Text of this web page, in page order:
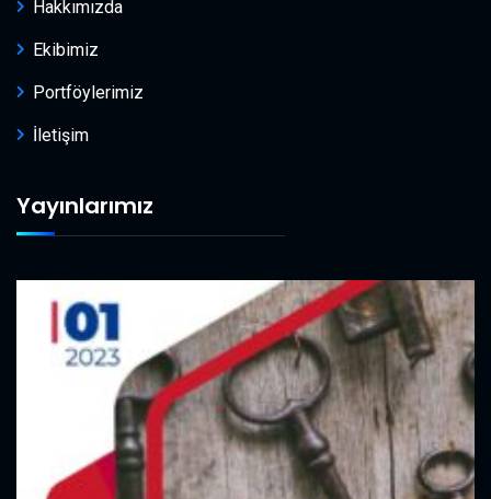
Hakkımızda
Ekibimiz
Portföylerimiz
İletişim
Yayınlarımız